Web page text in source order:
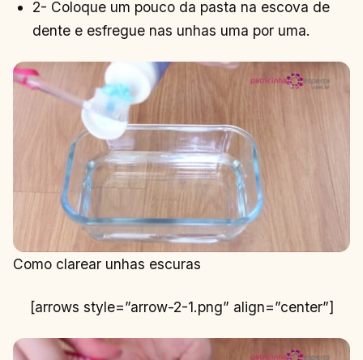
2- Coloque um pouco da pasta na escova de
dente e esfregue nas unhas uma por uma.
Como clarear unhas escuras
[arrows style=”arrow-2-1.png” align=”center”]